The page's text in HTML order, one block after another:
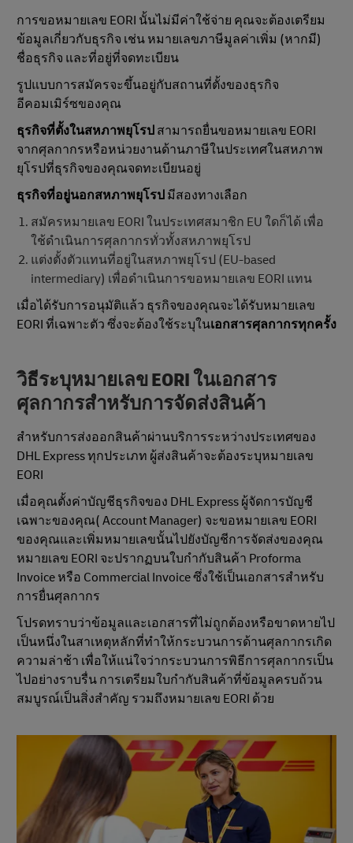
การขอหมายเลข EORI นั้นไม่มีค่าใช้จ่าย คุณจะต้องเตรียม
ข้อมูลเกี่ยวกับธุรกิจ เช่น หมายเลขภาษีมูลค่าเพิ่ม (หากมี)
ชื่อธุรกิจ และที่อยู่ที่จดทะเบียน
รูปแบบการสมัครจะขึ้นอยู่กับสถานที่ตั้งของธุรกิจ
อีคอมเมิร์ซของคุณ
ธุรกิจที่ตั้งในสหภาพยุโรป สามารถยื่นขอหมายเลข EORI
จากศุลกากรหรือหน่วยงานด้านภาษีในประเทศในสหภาพ
ยุโรปที่ธุรกิจของคุณจดทะเบียนอยู่
ธุรกิจที่อยู่นอกสหภาพยุโรป มีสองทางเลือก
สมัครหมายเลข EORI ในประเทศสมาชิก EU ใดก็ได้ เพื่อ
ใช้ดำเนินการศุลกากรทั่วทั้งสหภาพยุโรป
แต่งตั้งตัวแทนที่อยู่ในสหภาพยุโรป (EU-based
intermediary) เพื่อดำเนินการขอหมายเลข EORI แทน
เมื่อได้รับการอนุมัติแล้ว ธุรกิจของคุณจะได้รับหมายเลข
EORI ที่เฉพาะตัว ซึ่งจะต้องใช้ระบุในเอกสารศุลกากรทุกครั้ง
วิธีระบุหมายเลข EORI ในเอกสาร
ศุลกากรสำหรับการจัดส่งสินค้า
สำหรับการส่งออกสินค้าผ่านบริการระหว่างประเทศของ
DHL Express ทุกประเภท ผู้ส่งสินค้าจะต้องระบุหมายเลข
EORI
เมื่อคุณตั้งค่าบัญชีธุรกิจของ DHL Express ผู้จัดการบัญชี
เฉพาะของคุณ( Account Manager) จะขอหมายเลข EORI
ของคุณและเพิ่มหมายเลขนั้นไปยังบัญชีการจัดส่งของคุณ
หมายเลข EORI จะปรากฏบนใบกํากับสินค้า Proforma
Invoice หรือ Commercial Invoice ซึ่งใช้เป็นเอกสารสำหรับ
การยื่นศุลกากร
โปรดทราบว่าข้อมูลและเอกสารที่ไม่ถูกต้องหรือขาดหายไป
เป็นหนึ่งในสาเหตุหลักที่ทําให้กระบวนการด้านศุลกากรเกิด
ความล่าช้า เพื่อให้แน่ใจว่ากระบวนการพิธีการศุลกากรเป็น
ไปอย่างราบรื่น การเตรียมใบกำกับสินค้าที่ข้อมูลครบถ้วน
สมบูรณ์เป็นสิ่งสำคัญ รวมถึงหมายเลข EORI ด้วย